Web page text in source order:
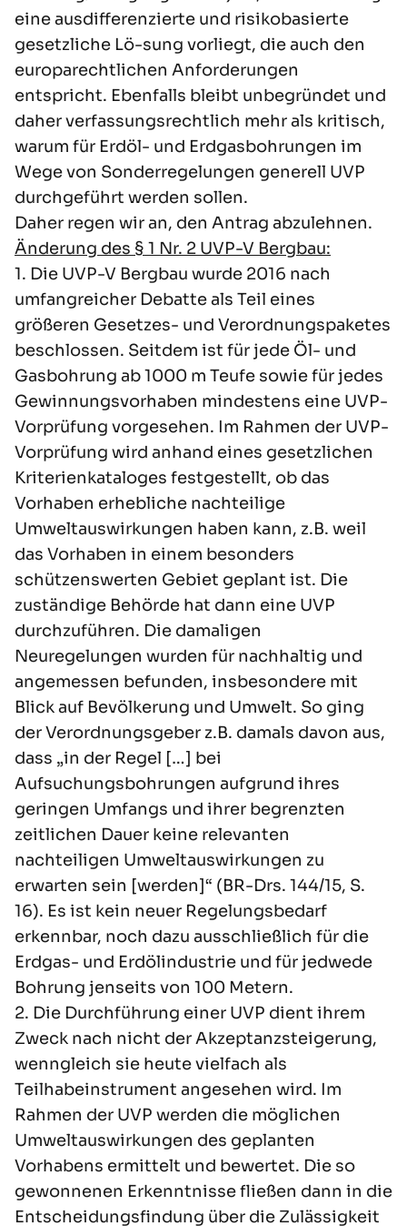
eine ausdifferenzierte und risikobasierte
gesetzliche Lö-sung vorliegt, die auch den
europarechtlichen Anforderungen
entspricht. Ebenfalls bleibt unbegründet und
daher verfassungsrechtlich mehr als kritisch,
warum für Erdöl- und Erdgasbohrungen im
Wege von Sonderregelungen generell UVP
durchgeführt werden sollen.
Daher regen wir an, den Antrag abzulehnen.
Änderung des § 1 Nr. 2 UVP-V Bergbau:
1. Die UVP-V Bergbau wurde 2016 nach
umfangreicher Debatte als Teil eines
größeren Gesetzes- und Verordnungspaketes
beschlossen. Seitdem ist für jede Öl- und
Gasbohrung ab 1000 m Teufe sowie für jedes
Gewinnungsvorhaben mindestens eine UVP-
Vorprüfung vorgesehen. Im Rahmen der UVP-
Vorprüfung wird anhand eines gesetzlichen
Kriterienkataloges festgestellt, ob das
Vorhaben erhebliche nachteilige
Umweltauswirkungen haben kann, z.B. weil
das Vorhaben in einem besonders
schützenswerten Gebiet geplant ist. Die
zuständige Behörde hat dann eine UVP
durchzuführen. Die damaligen
Neuregelungen wurden für nachhaltig und
angemessen befunden, insbesondere mit
Blick auf Bevölkerung und Umwelt. So ging
der Verordnungsgeber z.B. damals davon aus,
dass „in der Regel […] bei
Aufsuchungsbohrungen aufgrund ihres
geringen Umfangs und ihrer begrenzten
zeitlichen Dauer keine relevanten
nachteiligen Umweltauswirkungen zu
erwarten sein [werden]“ (BR-Drs. 144/15, S.
16). Es ist kein neuer Regelungsbedarf
erkennbar, noch dazu ausschließlich für die
Erdgas- und Erdölindustrie und für jedwede
Bohrung jenseits von 100 Metern.
2. Die Durchführung einer UVP dient ihrem
Zweck nach nicht der Akzeptanzsteigerung,
wenngleich sie heute vielfach als
Teilhabeinstrument angesehen wird. Im
Rahmen der UVP werden die möglichen
Umweltauswirkungen des geplanten
Vorhabens ermittelt und bewertet. Die so
gewonnenen Erkenntnisse fließen dann in die
Entscheidungsfindung über die Zulässigkeit